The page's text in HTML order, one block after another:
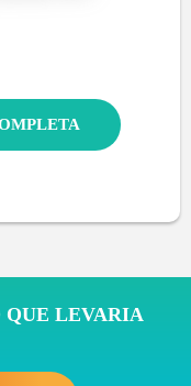
SOLUÇÃO COMPLETA
QUE LEVARIA